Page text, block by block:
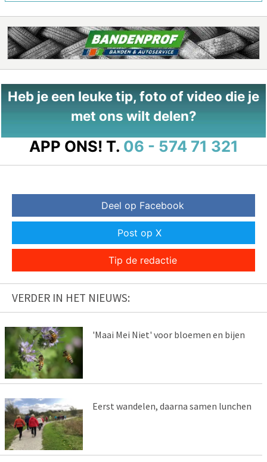
Heb je een leuke tip, foto of video die je
met ons wilt delen?
APP ONS! T. 06 - 574 71 321
Deel op Facebook
Post op X
Tip de redactie
VERDER IN HET NIEUWS:
'Maai Mei Niet' voor bloemen en bijen
Eerst wandelen, daarna samen lunchen